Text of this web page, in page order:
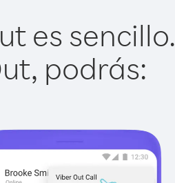
es sencillo.
podrás: